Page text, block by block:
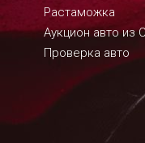
Растаможка
Аукцион авто из
Проверка авто